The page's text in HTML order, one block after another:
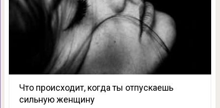
Что происходит, когда ты отпускаешь
сильную женщину